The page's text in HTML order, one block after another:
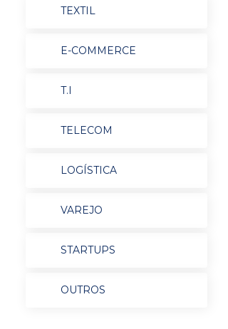
TEXTIL
E-COMMERCE
T.I
TELECOM
LOGÍSTICA
VAREJO
STARTUPS
OUTROS